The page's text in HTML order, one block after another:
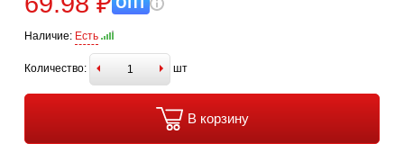
Наличие: Есть
Количество: шт
В корзину